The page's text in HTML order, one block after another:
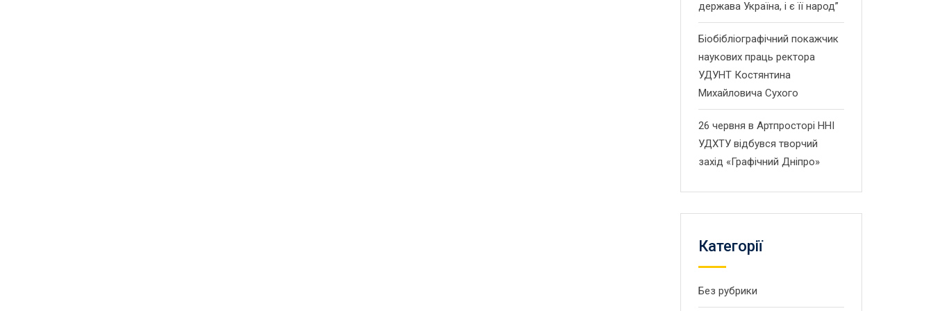
держава Україна, і є її народ”
Біобібліографічний покажчик
наукових праць ректора
УДУНТ Костянтина
Михайловича Сухого
26 червня в Артпросторі ННІ
УДХТУ відбувся творчий
захід «Графічний Дніпро»
Категорії
Без рубрики